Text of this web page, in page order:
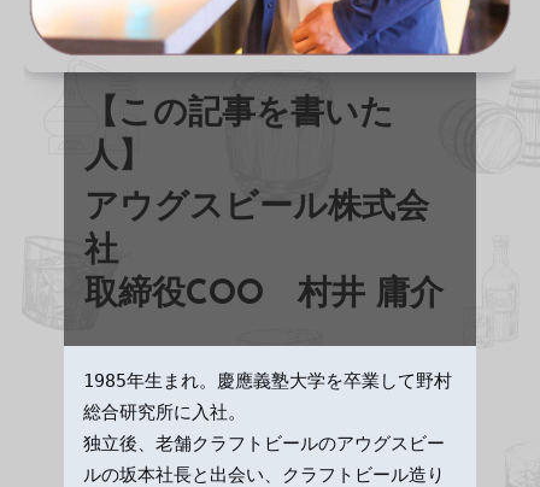
【この記事を書いた
人】
アウグスビール株式会
社
取締役COO 村井 庸介
1985年生まれ。慶應義塾大学を卒業して野村
総合研究所に入社。
独立後、老舗クラフトビールのアウグスビー
ルの坂本社長と出会い、クラフトビール造り